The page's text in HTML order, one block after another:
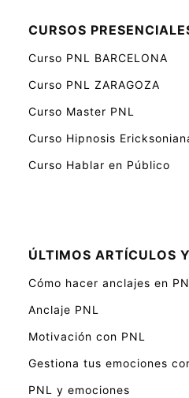
CURSOS
Curso PNL BARCELONA
Curso PNL ZARAGOZA
Curso Master PNL
Curso Hipnosis
Curso Hablar en Público
ÚLTIMOS ARTÍCULOS
Cómo hacer anclajes en
Anclaje PNL
Motivación con PNL
Gestiona tus emociones
PNL y emociones